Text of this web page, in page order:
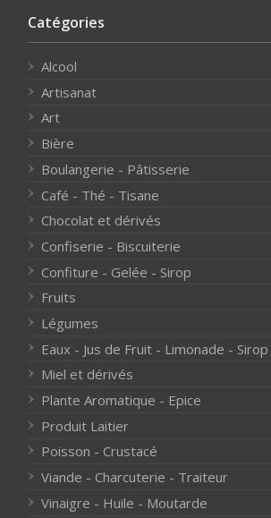
Catégories
Alcool
Artisanat
Art
Bière
Boulangerie - Pâtisserie
Café - Thé - Tisane
Chocolat et dérivés
Confiserie - Biscuiterie
Confiture - Gelée - Sirop
Fruits
Légumes
Eaux - Jus de Fruit - Limonade - Sirop
Miel et dérivés
Plante Aromatique - Epice
Produit Laitier
Poisson - Crustacé
Viande - Charcuterie - Traiteur
Vinaigre - Huile - Moutarde